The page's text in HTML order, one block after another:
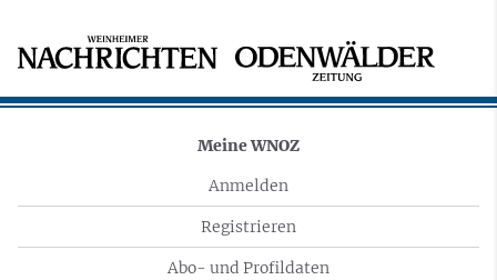
Meine WNOZ
Anmelden
Registrieren
Abo- und Profildaten